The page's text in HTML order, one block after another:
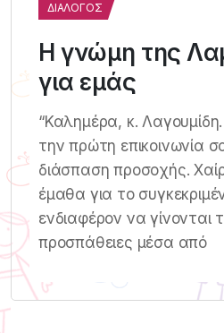
ΔΙΆΛΟΓΟΣ
Η γνώμη της
για εμάς
“Καλημέρα, κ. Λαγουμίδη.
την πρώτη επικοινωνία
διάσπαση προσοχής.
έμαθα για το
ενδιαφέρον να γίνονται
προσπάθειες μέσα από